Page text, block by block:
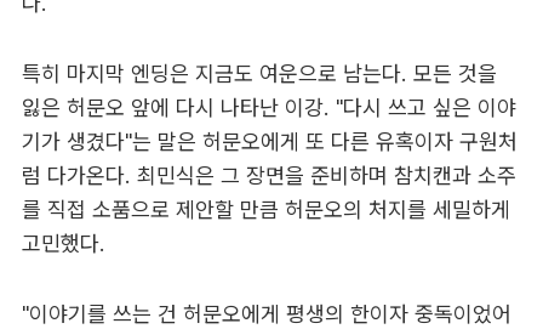
특히 마지막 엔딩은 지금도 여운으로 남는다. 모든 것을
잃은 허문오 앞에 다시 나타난 이강. "다시 쓰고 싶은 이야
기가 생겼다"는 말은 허문오에게 또 다른 유혹이자 구원처
럼 다가온다. 최민식은 그 장면을 준비하며 참치캔과 소주
를 직접 소품으로 제안할 만큼 허문오의 처지를 세밀하게
고민했다.
"이야기를 쓰는 건 허문오에게 평생의 한이자 중독이었어